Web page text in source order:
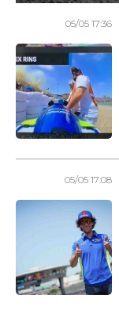
05/05 17:36
05/05 17:08